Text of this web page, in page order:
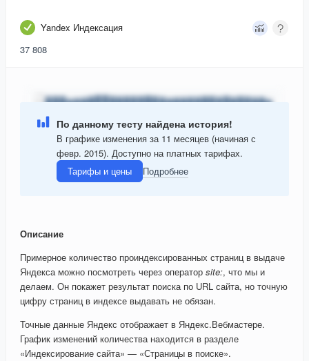
Yandex Индексация
37 808
По данному тесту найдена история!
В графике изменения за 11 месяцев (начиная с
февр. 2015). Доступно на платных тарифах.
Тарифы и цены
Подробнее
Описание
Примерное количество проиндексированных страниц в выдаче
Яндекса можно посмотреть через оператор site:, что мы и
делаем. Он покажет результат поиска по URL сайта, но точную
цифру страниц в индексе выдавать не обязан.
Точные данные Яндекс отображает в Яндекс.Вебмастере.
График изменений количества находится в разделе
«Индексирование сайта» — «Страницы в поиске».